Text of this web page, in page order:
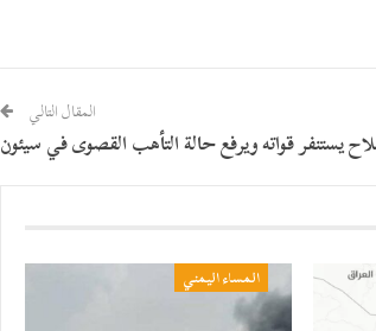
المقال التالي
يستنفر قواته ويرفع حالة التأهب القصوى في سيئون
المساء اليمني